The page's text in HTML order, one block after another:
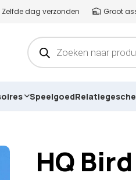
Zelfde dag verzonden Groot
Producten
zoeken
Speelgoed
HQ